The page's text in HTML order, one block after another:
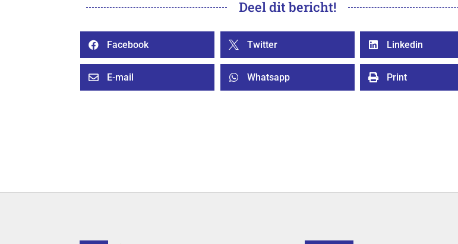
Deel dit bericht!
 Facebook  Twitter  Linkedin
 E-mail  Whatsapp  Print